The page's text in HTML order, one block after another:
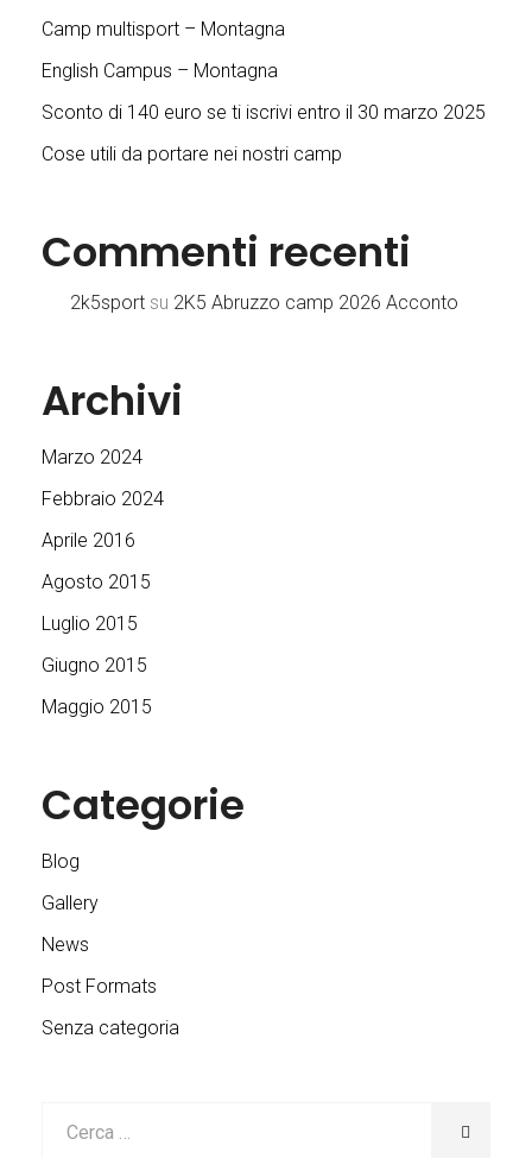
Camp multisport – Montagna
English Campus – Montagna
Sconto di 140 euro se ti iscrivi entro il 30 marzo 2025
Cose utili da portare nei nostri camp
Commenti recenti
2k5sport su 2K5 Abruzzo camp 2026 Acconto
Archivi
Marzo 2024
Febbraio 2024
Aprile 2016
Agosto 2015
Luglio 2015
Giugno 2015
Maggio 2015
Categorie
Blog
Gallery
News
Post Formats
Senza categoria